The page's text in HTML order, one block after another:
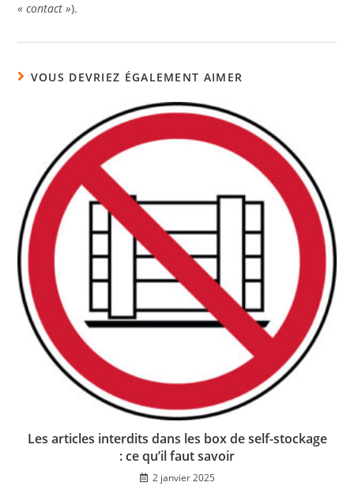
« contact »).
VOUS DEVRIEZ ÉGALEMENT AIMER
Les articles interdits dans les box de self-stockage
: ce qu’il faut savoir
2 janvier 2025